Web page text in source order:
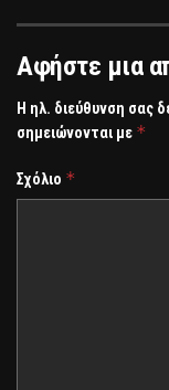
Αφήστε μια
Η ηλ. διεύθυνση σας
σημειώνονται με *
Σχόλιο *